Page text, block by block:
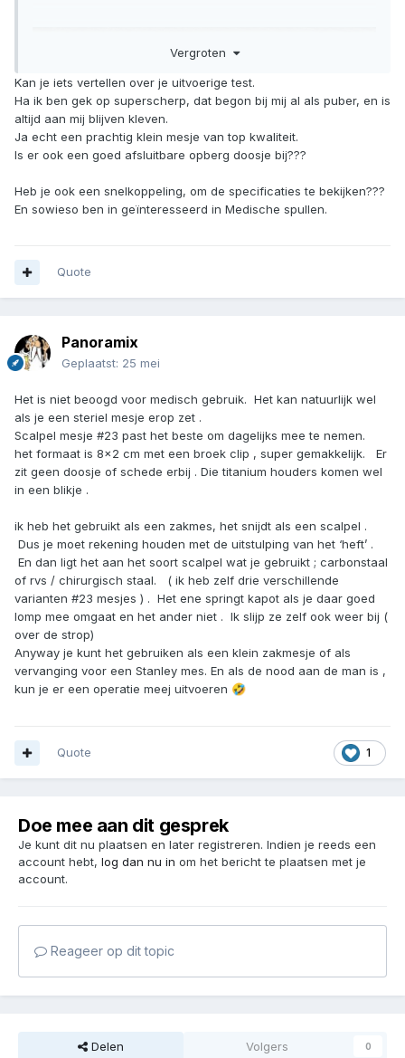
Vergroten
Kan je iets vertellen over je uitvoerige test.
Ha ik ben gek op superscherp, dat begon bij mij al als puber, en is
altijd aan mij blijven kleven.
Ja echt een prachtig klein mesje van top kwaliteit.
Is er ook een goed afsluitbare opberg doosje bij???
Heb je ook een snelkoppeling, om de specificaties te bekijken???
En sowieso ben in geïnteresseerd in Medische spullen.
Quote
Panoramix
Geplaatst: 25 mei
Het is niet beoogd voor medisch gebruik. Het kan natuurlijk wel
als je een steriel mesje erop zet .
Scalpel mesje #23 past het beste om dagelijks mee te nemen.
het formaat is 8x2 cm met een broek clip , super gemakkelijk. Er
zit geen doosje of schede erbij . Die titanium houders komen wel
in een blikje .
ik heb het gebruikt als een zakmes, het snijdt als een scalpel .
Dus je moet rekening houden met de uitstulping van het ‘heft’ .
En dan ligt het aan het soort scalpel wat je gebruikt ; carbonstaal
of rvs / chirurgisch staal. ( ik heb zelf drie verschillende
varianten #23 mesjes ) . Het ene springt kapot als je daar goed
lomp mee omgaat en het ander niet . Ik slijp ze zelf ook weer bij (
over de strop)
Anyway je kunt het gebruiken als een klein zakmesje of als
vervanging voor een Stanley mes. En als de nood aan de man is ,
kun je er een operatie meej uitvoeren 🤣
1
Quote
Doe mee aan dit gesprek
Je kunt dit nu plaatsen en later registreren. Indien je reeds een
account hebt, log dan nu in om het bericht te plaatsen met je
account.
Reageer op dit topic
Delen Volgers 0